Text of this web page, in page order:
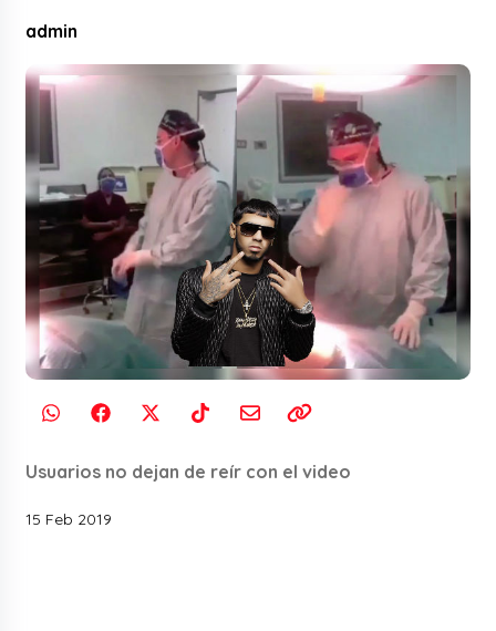
admin
Usuarios no dejan de reír con el video
15 Feb 2019